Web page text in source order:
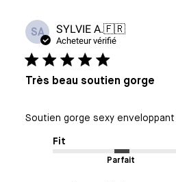
SA SYLVIE A.🇫🇷
Acheteur vérifié
Très beau soutien gorge
Soutien gorge sexy
Fit
Parfait